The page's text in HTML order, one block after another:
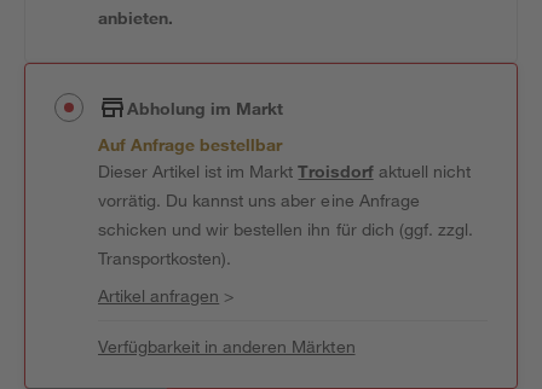
anbieten.
Abholung im Markt
Auf Anfrage bestellbar
Dieser Artikel ist im MarktTroisdorfaktuell nicht
vorrätig. Du kannst uns aber eine Anfrage
schicken und wir bestellen ihn für dich (ggf. zzgl.
Transportkosten).
Artikel anfragen >
Verfügbarkeit in anderen Märkten